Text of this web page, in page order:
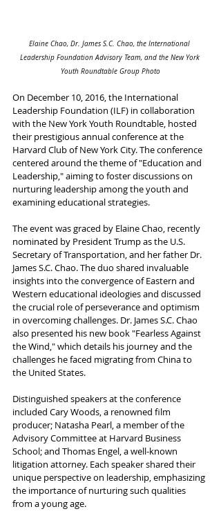
Elaine Chao, Dr. James S.C. Chao, the International
Leadership Foundation Advisory Team, and the New York
Youth Roundtable Group Photo
On December 10, 2016, the International
Leadership Foundation (ILF) in collaboration
with the New York Youth Roundtable, hosted
their prestigious annual conference at the
Harvard Club of New York City. The conference
centered around the theme of "Education and
Leadership," aiming to foster discussions on
nurturing leadership among the youth and
examining educational strategies.
The event was graced by Elaine Chao, recently
nominated by President Trump as the U.S.
Secretary of Transportation, and her father Dr.
James S.C. Chao. The duo shared invaluable
insights into the convergence of Eastern and
Western educational ideologies and discussed
the crucial role of perseverance and optimism
in overcoming challenges. Dr. James S.C. Chao
also presented his new book "Fearless Against
the Wind," which details his journey and the
challenges he faced migrating from China to
the United States.
Distinguished speakers at the conference
included Cary Woods, a renowned film
producer; Natasha Pearl, a member of the
Advisory Committee at Harvard Business
School; and Thomas Engel, a well-known
litigation attorney. Each speaker shared their
unique perspective on leadership, emphasizing
the importance of nurturing such qualities
from a young age.